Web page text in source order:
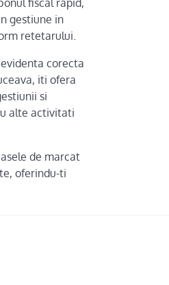
gestiune in
retetarului.
corecta
iti ofera
si
alte activitati
de marcat
oferindu-ti